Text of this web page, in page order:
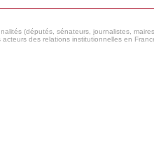
(députés, sénateurs, journalistes,
des relations institutionnelles en